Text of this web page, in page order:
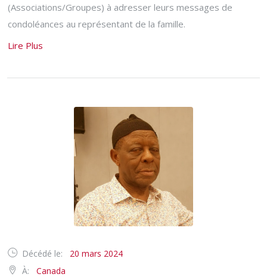
(Associations/Groupes) à adresser leurs messages de
condoléances au représentant de la famille.
Lire Plus
Décédé le:
20 mars 2024
À:
Canada